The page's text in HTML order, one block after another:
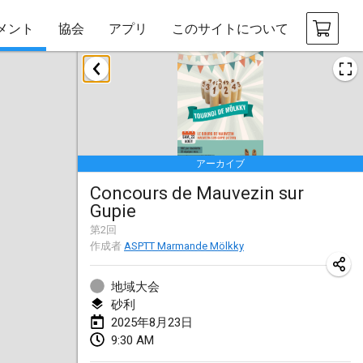
ント 協会 アプリ このサイトについて
アーカイブ
Concours de Mauvezin sur
Gupie
第2回
作成者 ASPTT Marmande Mölkky
地域大会
砂利
2025年8月23日
9:30 AM
2025年1月
Tournoi Mixte ASPTTOM
2025年1月18日|フランス
Indoor Polish Open 2025 - Singles
2025年1月18日|ポーランド
2025年1月19日|フランス
2025年1月19日